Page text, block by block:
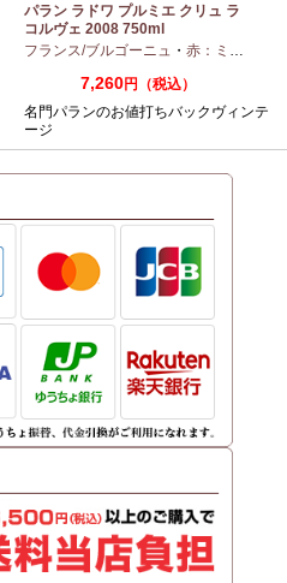
シャルドネ
パラン ラドワ プルミエ クリュ ラ
コルヴェ 2008 750ml
フランス/ブルゴーニュ ・ 赤：ミディアムボディ
7,260円（税込）
名門パランのお値打ちバックヴィンテ
ージ